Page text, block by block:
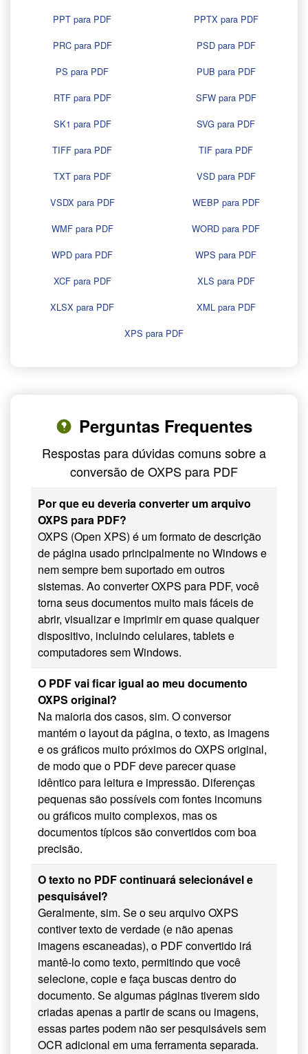
PPT para PDF
PPTX para PDF
PRC para PDF
PSD para PDF
PS para PDF
PUB para PDF
RTF para PDF
SFW para PDF
SK1 para PDF
SVG para PDF
TIFF para PDF
TIF para PDF
TXT para PDF
VSD para PDF
VSDX para PDF
WEBP para PDF
WMF para PDF
WORD para PDF
WPD para PDF
WPS para PDF
XCF para PDF
XLS para PDF
XLSX para PDF
XML para PDF
XPS para PDF
Perguntas Frequentes
Respostas para dúvidas comuns sobre a
conversão de OXPS para PDF
Por que eu deveria converter um arquivo
OXPS para PDF?
OXPS (Open XPS) é um formato de descrição
de página usado principalmente no Windows e
nem sempre bem suportado em outros
sistemas. Ao converter OXPS para PDF, você
torna seus documentos muito mais fáceis de
abrir, visualizar e imprimir em quase qualquer
dispositivo, incluindo celulares, tablets e
computadores sem Windows.
O PDF vai ficar igual ao meu documento
OXPS original?
Na maioria dos casos, sim. O conversor
mantém o layout da página, o texto, as imagens
e os gráficos muito próximos do OXPS original,
de modo que o PDF deve parecer quase
idêntico para leitura e impressão. Diferenças
pequenas são possíveis com fontes incomuns
ou gráficos muito complexos, mas os
documentos típicos são convertidos com boa
precisão.
O texto no PDF continuará selecionável e
pesquisável?
Geralmente, sim. Se o seu arquivo OXPS
contiver texto de verdade (e não apenas
imagens escaneadas), o PDF convertido irá
mantê-lo como texto, permitindo que você
selecione, copie e faça buscas dentro do
documento. Se algumas páginas tiverem sido
criadas apenas a partir de scans ou imagens,
essas partes podem não ser pesquisáveis sem
OCR adicional em uma ferramenta separada.